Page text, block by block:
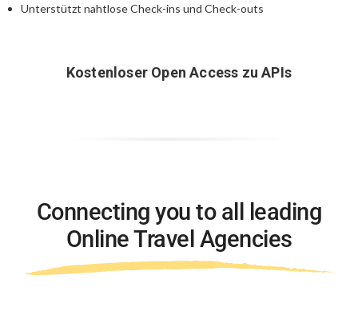
Unterstützt nahtlose Check-ins und Check-outs
Kostenloser Open Access zu APIs
Connecting you to all leading
Online Travel Agencies